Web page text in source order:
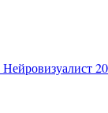
Нейровизуалист